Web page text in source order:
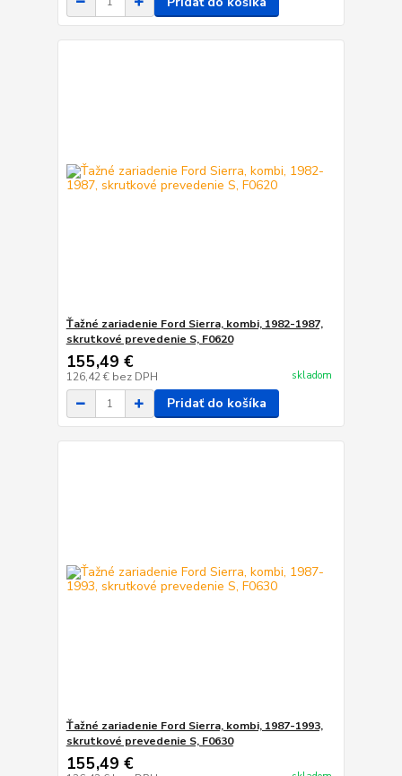
Ťažné zariadenie Ford Sierra, kombi, 1982-1987,
skrutkové prevedenie S, F0620
155,49 €
126,42 € bez DPH skladom
Pridať do košíka
Ťažné zariadenie Ford Sierra, kombi, 1987-1993,
skrutkové prevedenie S, F0630
155,49 €